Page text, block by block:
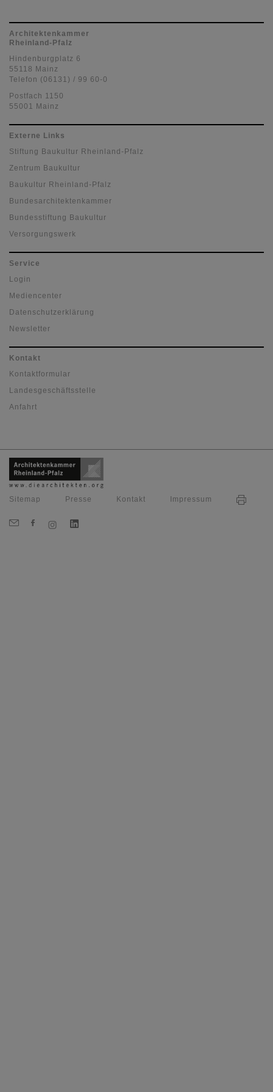
Architektenkammer
Rheinland-Pfalz
Hindenburgplatz 6
55118 Mainz
Telefon (06131) / 99 60-0
Postfach 1150
55001 Mainz
Externe Links
Stiftung Baukultur Rheinland-Pfalz
Zentrum Baukultur
Baukultur Rheinland-Pfalz
Bundesarchitektenkammer
Bundesstiftung Baukultur
Versorgungswerk
Service
Login
Mediencenter
Datenschutzerklärung
Newsletter
Kontakt
Kontaktformular
Landesgeschäftsstelle
Anfahrt
Sitemap Presse Kontakt Impressum